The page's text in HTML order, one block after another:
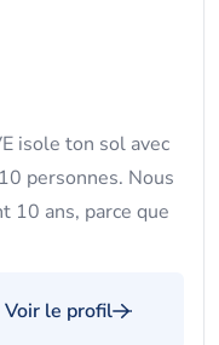
isole ton sol avec
personnes. Nous
10 ans, parce que
Voir le profil